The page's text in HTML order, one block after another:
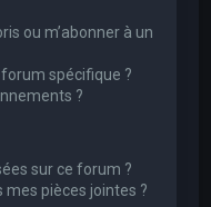
ou m’abonner à un
spécifique ?
?
sur ce forum ?
pièces jointes ?